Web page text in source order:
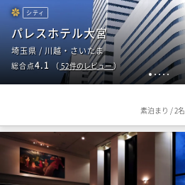
1 2345
シティ
パレスホテル大宮
埼玉県 / 川越・さいたま
総合点4.1 （ 52件のレビュー）
素泊まり /2名